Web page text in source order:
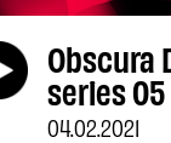
Obscura
series 05
04.02.2021